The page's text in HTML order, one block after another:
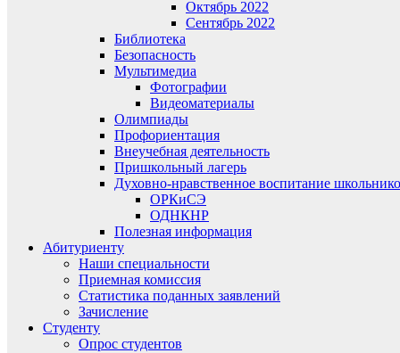
Октябрь 2022
Сентябрь 2022
Библиотека
Безопасность
Мультимедиа
Фотографии
Видеоматериалы
Олимпиады
Профориентация
Внеучебная деятельность
Пришкольный лагерь
Духовно-нравственное воспитание
ОРКиСЭ
ОДНКНР
Полезная информация
Абитуриенту
Наши специальности
Приемная комиссия
Статистика поданных заявлений
Зачисление
Студенту
Опрос студентов